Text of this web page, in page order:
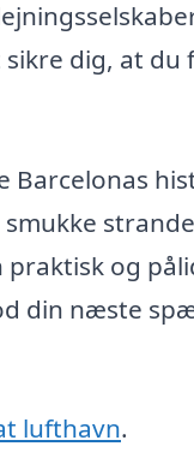
dig, at
og
din næste
lufthavn.